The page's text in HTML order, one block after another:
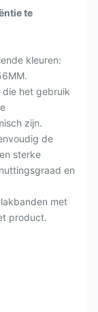
te
kleuren:
die het gebruik
zijn.
de
sterke
en
met
product.